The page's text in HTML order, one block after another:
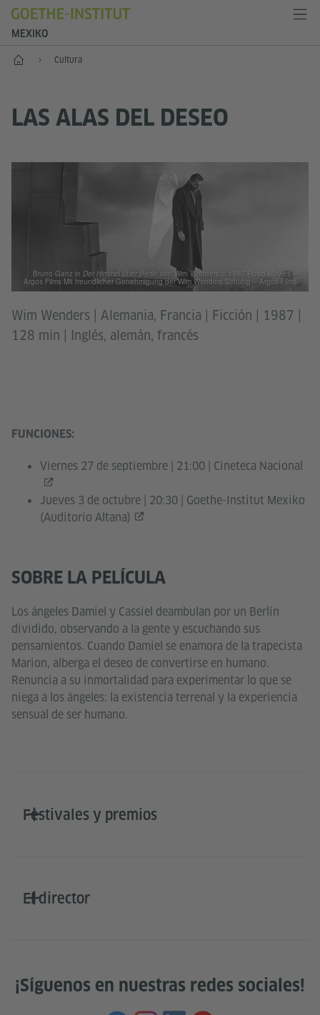
MEXIKO
Inicio Cultura
LAS ALAS DEL DESEO
Bruno Ganz in Der Himmel über Berlin von Wim Wenders © 1987 Road Movies –
Argos Films Mit freundlicher Genehmigung der Wim Wenders Stiftung – Argos Films
Wim Wenders | Alemania, Francia | Ficción | 1987 |
128 min | Inglés, alemán, francés
FUNCIONES:
Viernes 27 de septiembre | 21:00 | Cineteca Nacional
Jueves 3 de octubre | 20:30 | Goethe-Institut Mexiko
(Auditorio Altana)
SOBRE LA PELÍCULA
Los ángeles Damiel y Cassiel deambulan por un Berlín
dividido, observando a la gente y escuchando sus
pensamientos. Cuando Damiel se enamora de la trapecista
Marion, alberga el deseo de convertirse en humano.
Renuncia a su inmortalidad para experimentar lo que se
niega a los ángeles: la existencia terrenal y la experiencia
sensual de ser humano.
Festivales y premios
El director
¡Síguenos en nuestras redes sociales!